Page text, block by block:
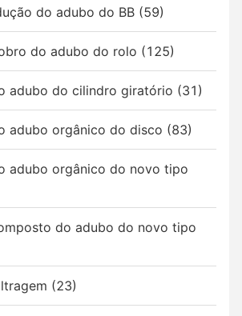
do adubo do BB (59)
do adubo do rolo (125)
adubo do cilindro giratório (31)
adubo orgânico do disco (83)
adubo orgânico do novo tipo
do adubo do novo tipo
(23)